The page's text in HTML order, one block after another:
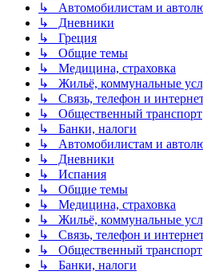
↳ Автомобилистам и
↳ Дневники
↳ Греция
↳ Общие темы
↳ Медицина, страховка
↳ Жильё, коммунальные
↳ Связь, телефон и
↳ Общественный транспорт
↳ Банки, налоги
↳ Автомобилистам и
↳ Дневники
↳ Испания
↳ Общие темы
↳ Медицина, страховка
↳ Жильё, коммунальные
↳ Связь, телефон и
↳ Общественный транспорт
↳ Банки, налоги